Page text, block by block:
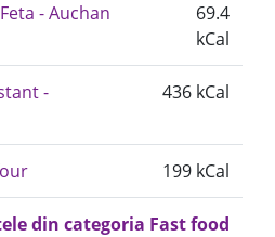
- Auchan
69.4
kCal
-
436 kCal
199 kCal
din categoria Fast food